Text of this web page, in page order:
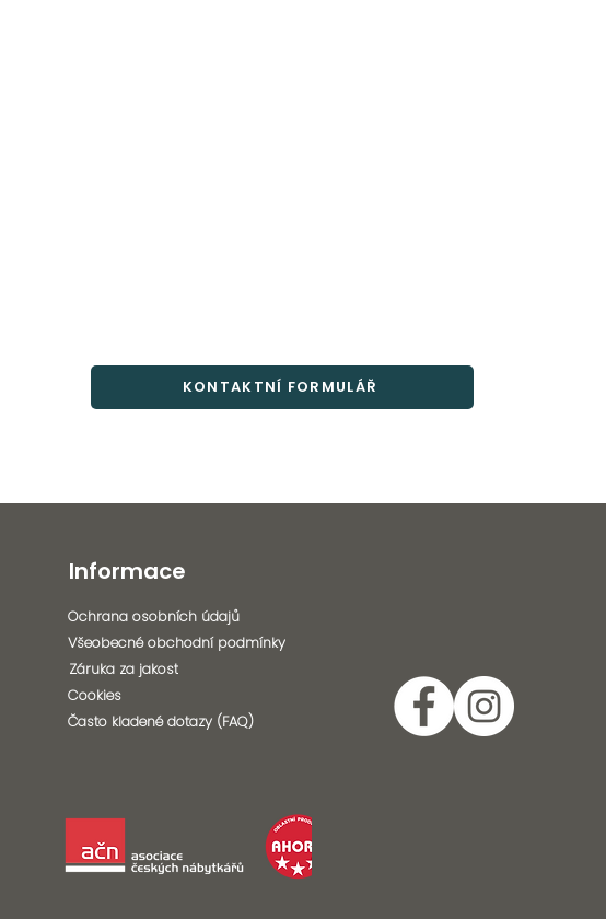
KONTAKTNÍ FORMULÁŘ
Informace
Ochrana osobních údajů
Všeobecné obchodní podmínky
Cookies
Často kladené dotazy (FAQ)
Záruka za jakost